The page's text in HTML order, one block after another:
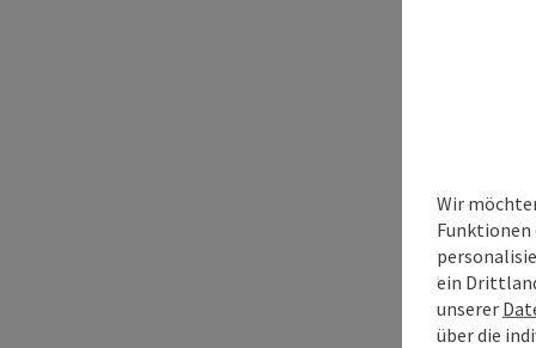
Wir
Funktionen
ein
unserer
über die